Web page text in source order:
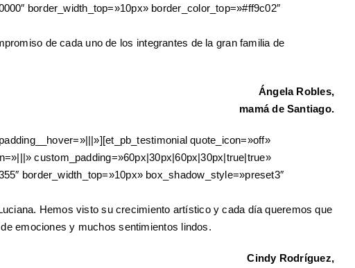
border_width_top=»10px» border_color_top=»#ff9c02″
de cada uno de los integrantes de la gran familia de
Ángela Robles,
mamá de Santiago.
quote_icon=»off»
custom_padding=»60px|30px|60px|30px|true|true»
border_width_top=»10px» box_shadow_style=»preset3″
Hemos visto su crecimiento artístico y cada día queremos que
emociones y muchos sentimientos lindos.
Cindy Rodríguez,